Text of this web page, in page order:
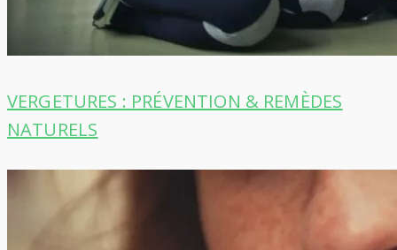
VERGETURES : PRÉVENTION & REMÈDES
NATURELS